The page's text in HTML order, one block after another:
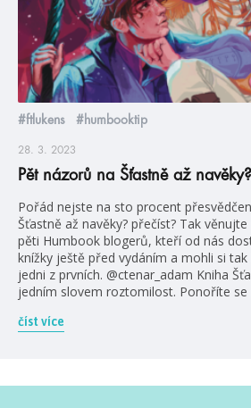
#ftlukens #humbooktip
28. 3. 2023
Pět názorů na Šťastně až navěky?
Pořád nejste na sto procent
Šťastně až navěky? přečíst? Tak
pěti Humbook blogerů, kteří od nás
knížky ještě před vydáním a mohli si
jedni z prvních. @ctenar_adam Kniha
jedním slovem roztomilost. Ponoříte
číst více